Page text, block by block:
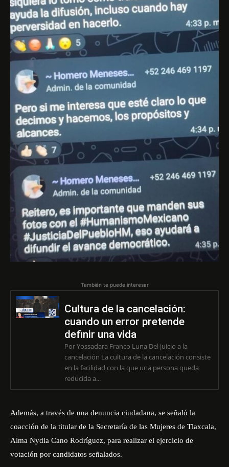
También te puede interesar
Cultura de la cancelación:
cuando un error pretende
definir una vida
Por Yossadara Franco Luna Del juicio a la
cancelación La cultura de la cancelación consiste
en la facilidad con la que una persona queda
reducida a...
Además, a través de una denuncia ciudadana, se señaló la
coacción de la titular de la Secretaría de las Mujeres de Tlaxcala,
Alma Nydia Cano Rodríguez, para realizar el ejercicio de
votación por candidatos señalados.